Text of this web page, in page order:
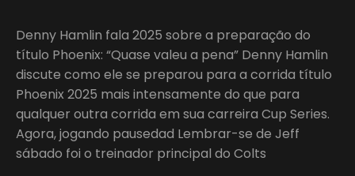
Denny Hamlin fala 2025 sobre a preparação do
título Phoenix: “Quase valeu a pena” Denny Hamlin
discute como ele se preparou para a corrida título
Phoenix 2025 mais intensamente do que para
qualquer outra corrida em sua carreira Cup Series.
Agora, jogando pausedad Lembrar-se de Jeff
sábado foi o treinador principal do Colts